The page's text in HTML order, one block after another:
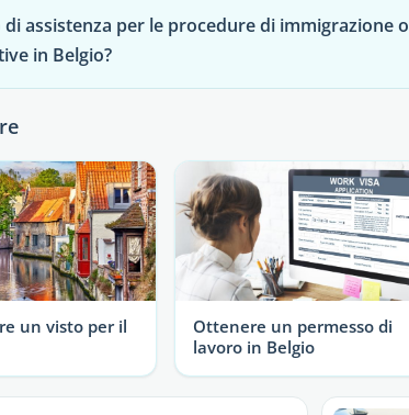
di assistenza per le procedure di immigrazione o
in Belgio?
un visto per il
Ottenere un permesso di
lavoro in Belgio